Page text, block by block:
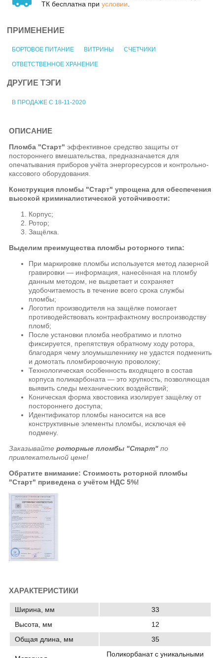
ТК бесплатна при условии
ПРИМЕНЕНИЕ
БОРТОВОЕ ПИТАНИЕ ВИТРИНЫ СЧЕТЧИКИ
ОТВЕТСТВЕННОЕ ХРАНЕНИЕ
ДРУГИЕ ТЭГИ
В ПРОДАЖЕ С 18-11-2020
ОПИСАНИЕ
Пломба "Старт"эффективное средство защиты от
постороннего вмешательства, предназначается для
опечатывания приборов учёта энергоресурсов и контрольно-
кассового оборудования.
Конструкция пломбы "Старт"упрощена для обеспечения
высокой криминалистической устойчивости:
Корпус;
Ротор;
Защёлка.
Выделим преимущества пломбы роторного типа:
При маркировке пломбы используется метод лазерной
гравировки — информация, нанесённая на пломбу
данным методом, не выцветает и сохраняет
удобочитаемость в течение всего срока службы
пломбы;
Логотип производителя на защёлке помогает
противодействовать контрафактному воспроизводству
пломб;
После установки пломба необратимо и плотно
фиксируется, препятствуя обратному ходу ротора,
благодаря чему злоумышленнику не удастся подменить
и домотать пломбировочную проволоку;
Технологическая особенность входящего в состав
корпуса поликарбоната — это хрупкость, позволяющая
выявить следы механических воздействий;
Коническая форма хвостовика изолирует защёлку от
постороннего доступа;
Идентификатор пломбы наносится на все
конструктивные элементы пломбы, исключая её
подмену.
Заказывайтероторные пломбы "Старт" по
привлекательной цене!
Обратите внимание: Стоимость роторной пломбы
"Старт" приведена с учётом НДС 5%!
ХАРАКТЕРИСТИКИ
Ширина, мм
33
Высота, мм
12
Общая длина, мм
35
Поликорбанат с уникальными